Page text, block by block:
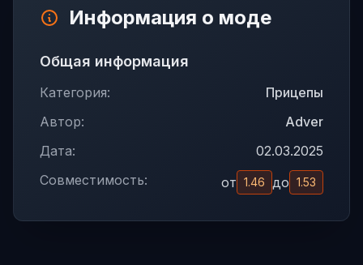
Информация о моде
Общая информация
Категория:
Прицепы
Автор:
Adver
Дата:
02.03.2025
Совместимость:
от 1.46 до 1.53